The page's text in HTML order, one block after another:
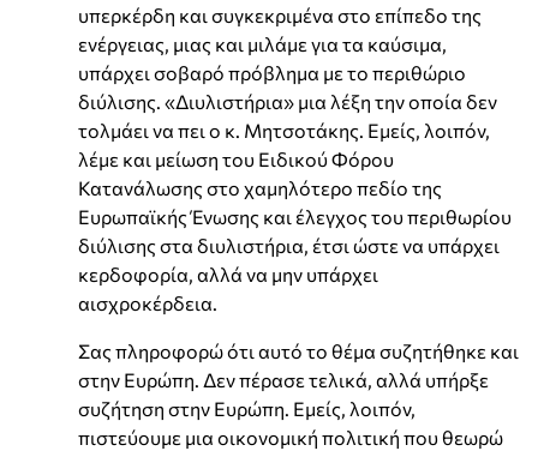
υπερκέρδη και συγκεκριμένα στο επίπεδο της
ενέργειας, μιας και μιλάμε για τα καύσιμα,
υπάρχει σοβαρό πρόβλημα με το περιθώριο
διύλισης. «Διυλιστήρια» μια λέξη την οποία δεν
τολμάει να πει ο κ. Μητσοτάκης. Εμείς, λοιπόν,
λέμε και μείωση του Ειδικού Φόρου
Κατανάλωσης στο χαμηλότερο πεδίο της
Ευρωπαϊκής Ένωσης και έλεγχος του περιθωρίου
διύλισης στα διυλιστήρια, έτσι ώστε να υπάρχει
κερδοφορία, αλλά να μην υπάρχει
αισχροκέρδεια.
Σας πληροφορώ ότι αυτό το θέμα συζητήθηκε και
στην Ευρώπη. Δεν πέρασε τελικά, αλλά υπήρξε
συζήτηση στην Ευρώπη. Εμείς, λοιπόν,
πιστεύουμε μια οικονομική πολιτική που θεωρώ